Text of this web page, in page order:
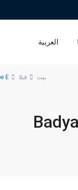
العربية
بيت فيلا E